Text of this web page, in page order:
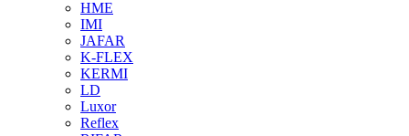
HME
IMI
JAFAR
K-FLEX
KERMI
LD
Luxor
Reflex